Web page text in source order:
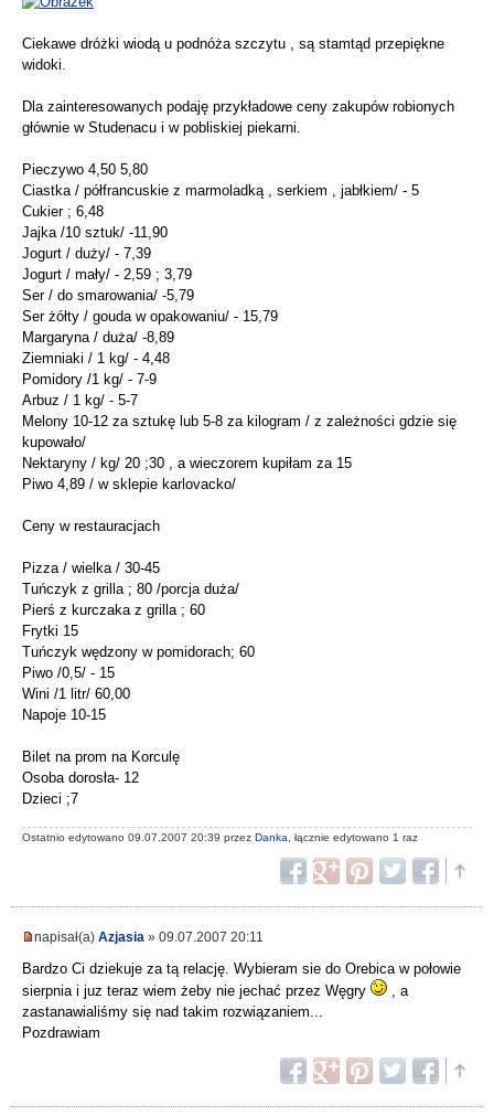
Ciekawe dróżki wiodą u podnóża szczytu , są stamtąd przepiękne
widoki.
Dla zainteresowanych podaję przykładowe ceny zakupów robionych
głównie w Studenacu i w pobliskiej piekarni.
Pieczywo 4,50 5,80
Ciastka / półfrancuskie z marmoladką , serkiem , jabłkiem/ - 5
Cukier ; 6,48
Jajka /10 sztuk/ -11,90
Jogurt / duży/ - 7,39
Jogurt / mały/ - 2,59 ; 3,79
Ser / do smarowania/ -5,79
Ser żółty / gouda w opakowaniu/ - 15,79
Margaryna / duża/ -8,89
Ziemniaki / 1 kg/ - 4,48
Pomidory /1 kg/ - 7-9
Arbuz / 1 kg/ - 5-7
Melony 10-12 za sztukę lub 5-8 za kilogram / z zależności gdzie się
kupowało/
Nektaryny / kg/ 20 ;30 , a wieczorem kupiłam za 15
Piwo 4,89 / w sklepie karlovacko/
Ceny w restauracjach
Pizza / wielka / 30-45
Tuńczyk z grilla ; 80 /porcja duża/
Pierś z kurczaka z grilla ; 60
Frytki 15
Tuńczyk wędzony w pomidorach; 60
Piwo /0,5/ - 15
Wini /1 litr/ 60,00
Napoje 10-15
Bilet na prom na Korculę
Osoba dorosła- 12
Dzieci ;7
Ostatnio edytowano 09.07.2007 20:39 przez Danka, łącznie edytowano 1 raz
napisał(a) Azjasia » 09.07.2007 20:11
Bardzo Ci dziekuje za tą relację. Wybieram sie do Orebica w połowie
sierpnia i juz teraz wiem żeby nie jechać przez Węgry
, a
zastanawialiśmy się nad takim rozwiązaniem...
Pozdrawiam